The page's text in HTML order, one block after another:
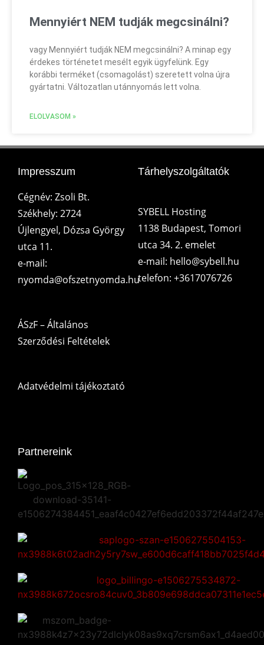
Mennyiért NEM tudják megcsinálni?
vagy Mennyiért tudják NEM megcsinálni? A minap egy
érdekes történetet mesélt egyik ügyfelünk. Egy
korábbi terméket (csomagolást) szeretett volna újra
gyártatni. Változatlan utánnyomás lett volna.
ELOLVASOM »
Impresszum
Cégnév: Zsoli Bt.
Székhely: 2724
Újlengyel, Dózsa György
utca 11.
e-mail:
nyomda@ofszetnyomda.hu
ÁSzF – Általános
Szerződési Feltételek
Adatvédelmi tájékoztató
Tárhelyszolgáltatók
SYBELL Hosting
1138 Budapest, Tomori
utca 34. 2. emelet
e-mail: hello@sybell.hu
telefon: +3617076726
Partnereink